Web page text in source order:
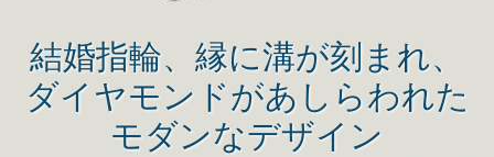
結婚指輪、縁に溝が刻まれ、
ダイヤモンドがあしらわれた
モダンなデザイン